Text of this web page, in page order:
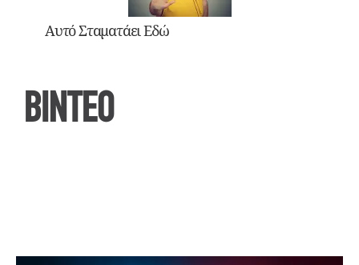
Αυτό Σταματάει Εδώ
ΒΙΝΤΕΟ